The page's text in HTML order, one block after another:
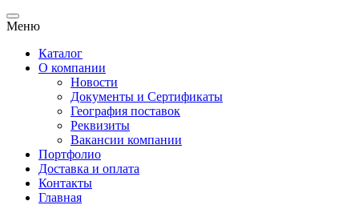
Меню
Каталог
О компании
Новости
Документы и Сертификаты
География поставок
Реквизиты
Вакансии компании
Портфолио
Доставка и оплата
Контакты
Главная